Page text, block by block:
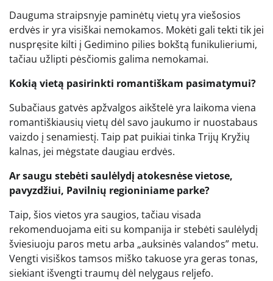
Dauguma straipsnyje paminėtų vietų yra viešosios
erdvės ir yra visiškai nemokamos. Mokėti gali tekti tik jei
nuspręsite kilti į Gedimino pilies bokštą funikulieriumi,
tačiau užlipti pėsčiomis galima nemokamai.
Kokią vietą pasirinkti romantiškam pasimatymui?
Subačiaus gatvės apžvalgos aikštelė yra laikoma viena
romantiškiausių vietų dėl savo jaukumo ir nuostabaus
vaizdo į senamiestį. Taip pat puikiai tinka Trijų Kryžių
kalnas, jei mėgstate daugiau erdvės.
Ar saugu stebėti saulėlydį atokesnėse vietose,
pavyzdžiui, Pavilnių regioniniame parke?
Taip, šios vietos yra saugios, tačiau visada
rekomenduojama eiti su kompanija ir stebėti saulėlydį
šviesiuoju paros metu arba „auksinės valandos” metu.
Vengti visiškos tamsos miško takuose yra geras tonas,
siekiant išvengti traumų dėl nelygaus reljefo.